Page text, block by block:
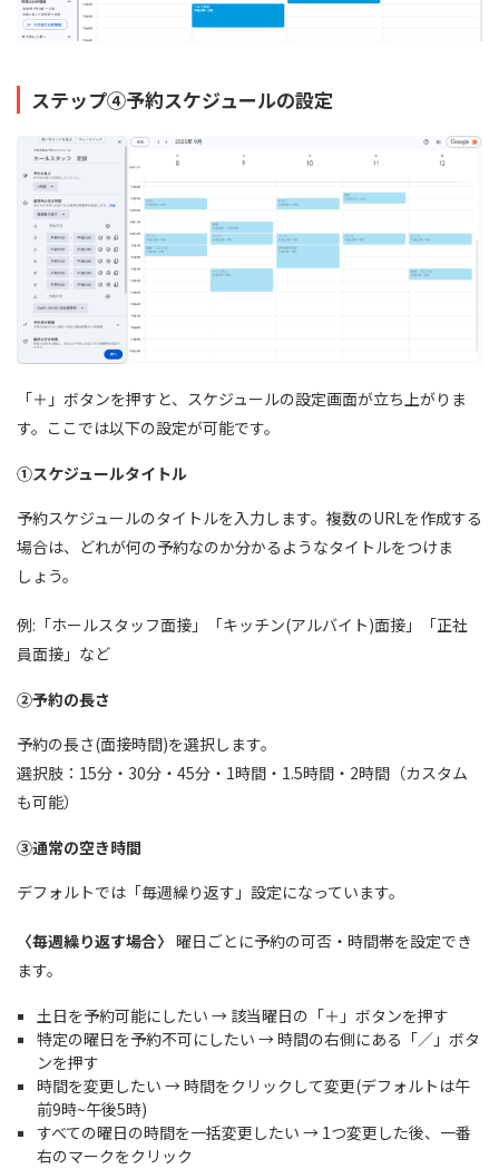
ステップ④予約スケジュールの設定
「＋」ボタンを押すと、スケジュールの設定画面が立ち上がりま
す。ここでは以下の設定が可能です。
①スケジュールタイトル
予約スケジュールのタイトルを入力します。複数のURLを作成する
場合は、どれが何の予約なのか分かるようなタイトルをつけま
しょう。
例:「ホールスタッフ面接」「キッチン(アルバイト)面接」「正社
員面接」など
②予約の長さ
予約の長さ(面接時間)を選択します。
選択肢：15分・30分・45分・1時間・1.5時間・2時間（カスタム
も可能）
③通常の空き時間
デフォルトでは「毎週繰り返す」設定になっています。
〈毎週繰り返す場合〉 曜日ごとに予約の可否・時間帯を設定でき
ます。
土日を予約可能にしたい → 該当曜日の「＋」ボタンを押す
特定の曜日を予約不可にしたい → 時間の右側にある「／」ボタ
ンを押す
時間を変更したい → 時間をクリックして変更(デフォルトは午
前9時~午後5時)
すべての曜日の時間を一括変更したい → 1つ変更した後、一番
右のマークをクリック